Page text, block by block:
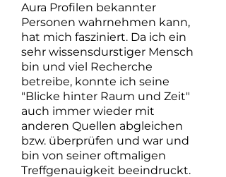
Aura Profilen bekannter
Personen wahrnehmen kann,
hat mich fasziniert. Da ich ein
sehr wissensdurstiger Mensch
bin und viel Recherche
betreibe, konnte ich seine
"Blicke hinter Raum und Zeit"
auch immer wieder mit
anderen Quellen abgleichen
bzw. überprüfen und war und
bin von seiner oftmaligen
Treffgenauigkeit beeindruckt.